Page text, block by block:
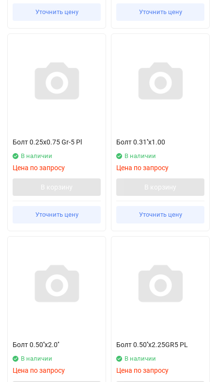
Уточнить цену Уточнить цену
Болт 0.25х0.75 Gr-5 Pl
В наличии
Цена по запросу
В корзину
Уточнить цену
Болт 0.31''x1.00
В наличии
Цена по запросу
В корзину
Уточнить цену
Болт 0.50''x2.0''
В наличии
Цена по запросу
Болт 0.50''x2.25GR5 PL
В наличии
Цена по запросу